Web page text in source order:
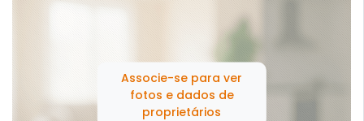
Associe-se para ver
fotos e dados de
proprietários